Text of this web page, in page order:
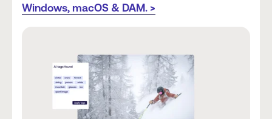
Windows, macOS & DAM. >